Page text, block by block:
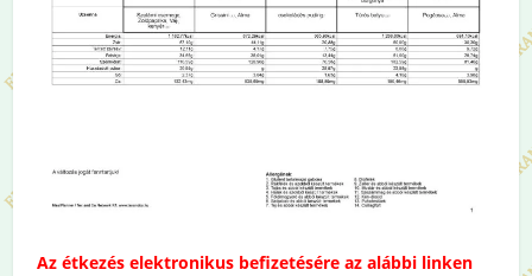
Az étkezés elektronikus befizetésére az alábbi linken